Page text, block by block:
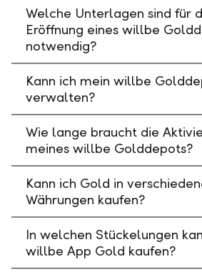
Welche Unterlagen sind für
Eröffnung eines willbe
notwendig?
Kann ich mein willbe
verwalten?
Wie lange braucht die
meines willbe Golddepots?
Kann ich Gold in
Währungen kaufen?
In welchen Stückelungen
willbe App Gold kaufen?